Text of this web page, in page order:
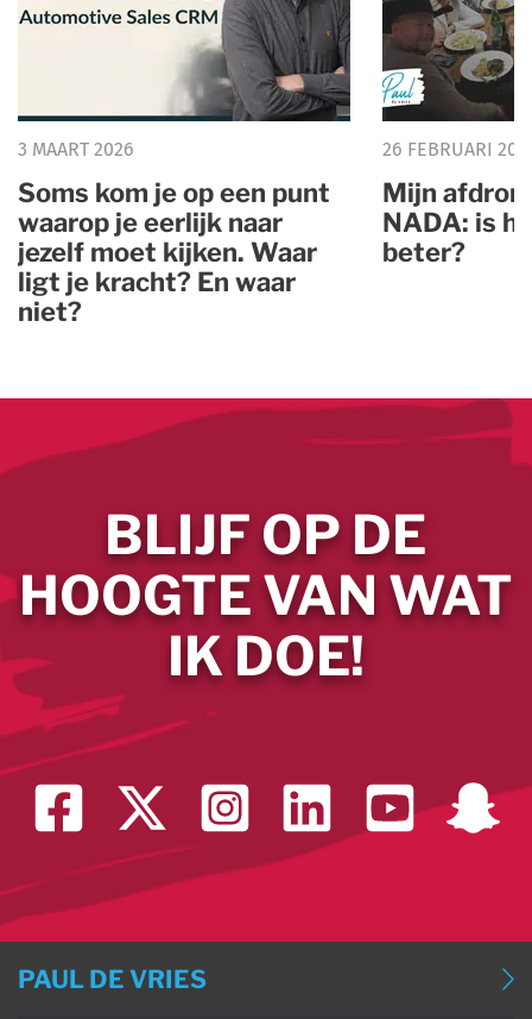
3 MAART 2026
Soms kom je op een punt
waarop je eerlijk naar
jezelf moet kijken. Waar
ligt je kracht? En waar
niet?
26 FEBRUARI
Mijn
NADA: is
beter?
BLIJF OP DE
HOOGTE VAN WAT
IK DOE!
PAUL DE VRIES